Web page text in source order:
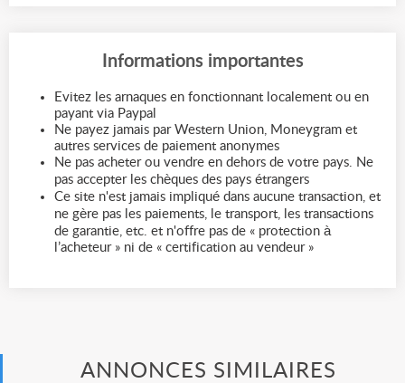
Informations importantes
Evitez les arnaques en fonctionnant localement ou en
payant via Paypal
Ne payez jamais par Western Union, Moneygram et
autres services de paiement anonymes
Ne pas acheter ou vendre en dehors de votre pays. Ne
pas accepter les chèques des pays étrangers
Ce site n'est jamais impliqué dans aucune transaction, et
ne gère pas les paiements, le transport, les transactions
de garantie, etc. et n'offre pas de « protection à
l’acheteur » ni de « certification au vendeur »
ANNONCES SIMILAIRES